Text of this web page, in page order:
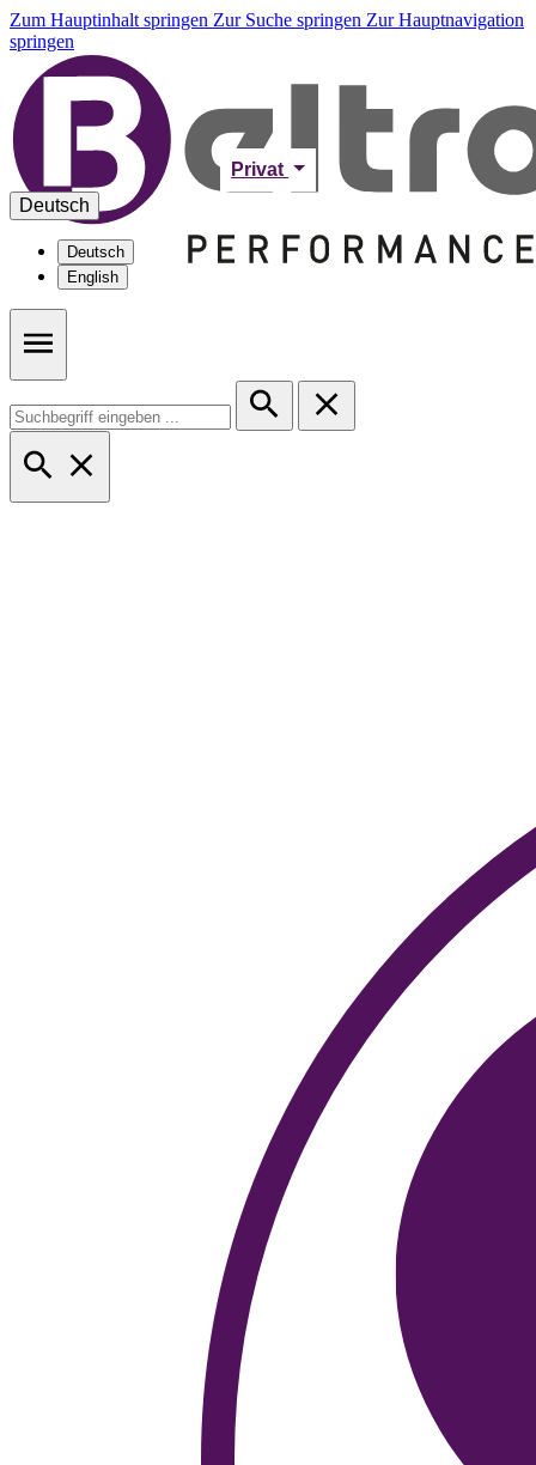
Zum Hauptinhalt springen Zur Suche springen Zur Hauptnavigation
springen
Privat
Deutsch
Deutsch
English